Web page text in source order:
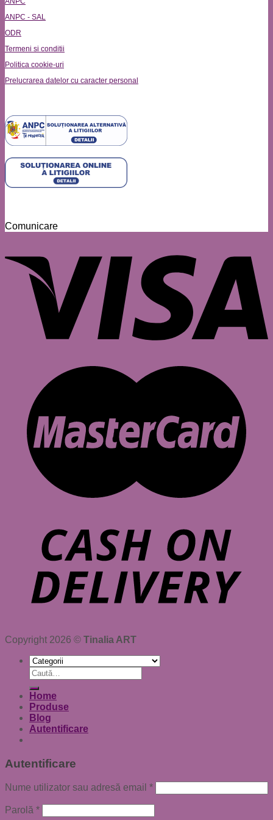
ANPC - SAL
ODR
Termeni si conditii
Politica cookie-uri
Prelucrarea datelor cu caracter personal
Comunicare
Copyright 2026 © Tinalia ART
Caută
după:
Home
Produse
Blog
Autentificare
Autentificare
Nume utilizator sau adresă email *
Parolă *